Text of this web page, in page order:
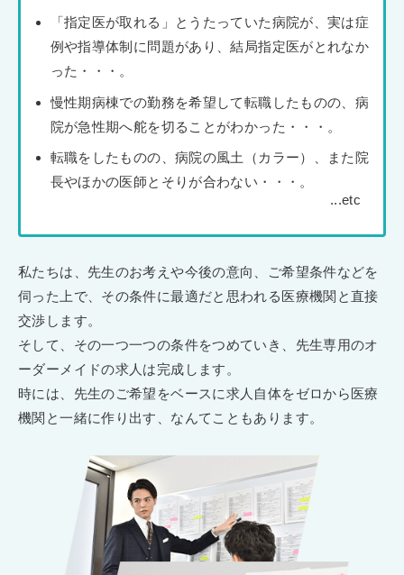
「指定医が取れる」とうたっていた病院が、実は症
例や指導体制に問題があり、結局指定医がとれなか
った・・・。
慢性期病棟での勤務を希望して転職したものの、病
院が急性期へ舵を切ることがわかった・・・。
転職をしたものの、病院の風土（カラー）、また院
長やほかの医師とそりが合わない・・・。
私たちは、先生のお考えや今後の意向、ご希望条件などを
伺った上で、その条件に最適だと思われる医療機関と直接
交渉します。
そして、その一つ一つの条件をつめていき、先生専用のオ
ーダーメイドの求人は完成します。
時には、先生のご希望をベースに求人自体をゼロから医療
機関と一緒に作り出す、なんてこともあります。